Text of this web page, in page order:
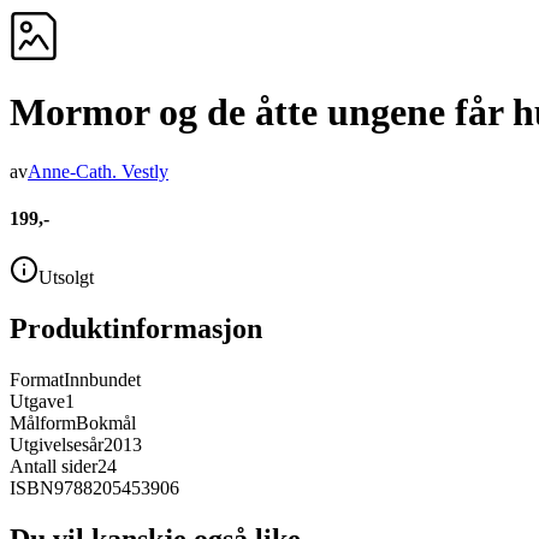
Mormor og de åtte ungene får
avAnne-Cath. Vestly
199,-
Utsolgt
Produktinformasjon
FormatInnbundet
Utgave1
MålformBokmål
Utgivelsesår2013
Antall sider24
ISBN9788205453906